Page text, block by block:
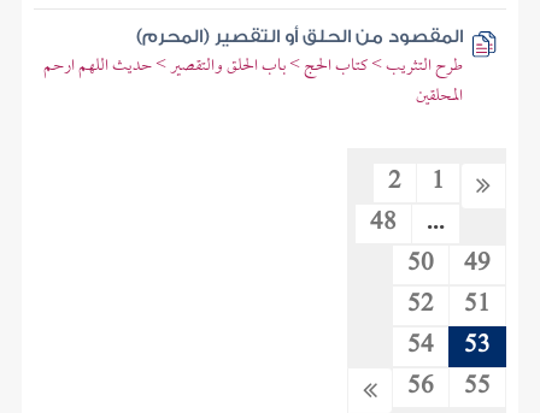
المقصود من الحلق أو التقصير (المحرم)
طرح التثريب > كتاب الحج > باب الحلق والتقصير > حديث اللهم ارحم
المحلقين
1
2
...
48
49
50
51
52
53
54
55
56